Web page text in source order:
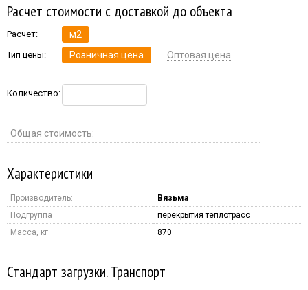
Расчет стоимости с доставкой до объекта
Расчет: м2
Тип цены: Розничная цена Оптовая цена
Количество:
Общая стоимость:
Характеристики
Производитель:
Вязьма
Подгруппа
перекрытия теплотрасс
Масса, кг
870
Стандарт загрузки. Транспорт